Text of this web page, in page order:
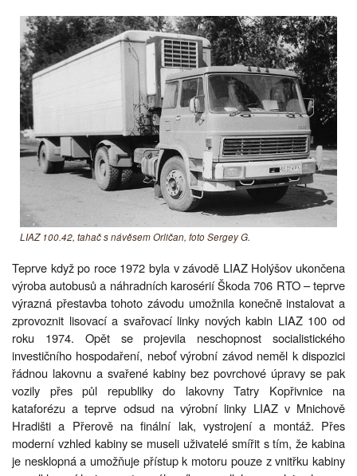
LIAZ 100.42, tahač s návěsem Orličan, foto Sergey G.
Teprve když po roce 1972 byla v závodě LIAZ Holýšov ukončena
výroba autobusů a náhradních karosérií Škoda 706 RTO – teprve
výrazná přestavba tohoto závodu umožnila konečně instalovat a
zprovoznit lisovací a svařovací linky nových kabin LIAZ 100 od
roku 1974. Opět se projevila neschopnost socialistického
investičního hospodaření, neboť výrobní závod neměl k dispozici
řádnou lakovnu a svařené kabiny bez povrchové úpravy se pak
vozily přes půl republiky do lakovny Tatry Kopřivnice na
kataforézu a teprve odsud na výrobní linky LIAZ v Mnichově
Hradišti a Přerově na finální lak, vystrojení a montáž. Přes
moderní vzhled kabiny se museli uživatelé smířit s tím, že kabina
je nesklopná a umožňuje přístup k motoru pouze z vnitřku kabiny